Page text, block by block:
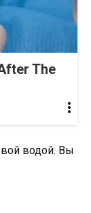
The
водой. Вы